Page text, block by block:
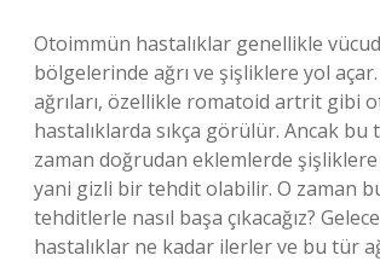
Otoimmün hastalıklar genellikle
bölgelerinde ağrı ve şişliklere yol
ağrıları, özellikle romatoid artrit gibi
hastalıklarda sıkça görülür. Ancak bu
zaman doğrudan eklemlerde şişliklere
yani gizli bir tehdit olabilir. O zaman
tehditlerle nasıl başa çıkacağız?
hastalıklar ne kadar ilerler ve bu tür